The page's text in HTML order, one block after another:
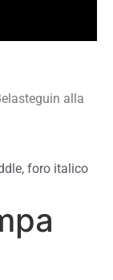
alla
, foro italico